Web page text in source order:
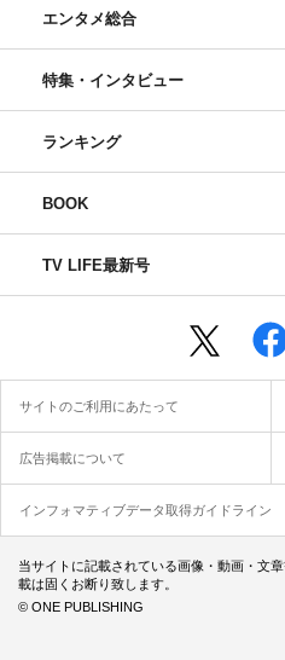
エンタメ総合
特集・インタビュー
ランキング
BOOK
TV LIFE最新号
サイトのご利用にあたって
広告掲載について
インフォマティブデータ取得ガイドライン
当サイトに記載されている画像・動画・文
載は固くお断り致します。
© ONE PUBLISHING